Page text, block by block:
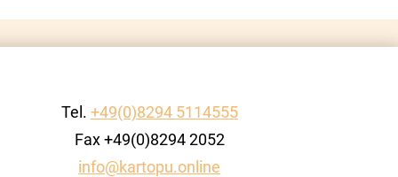
Tel. +49(0)8294 5114555
Fax +49(0)8294 2052
info@kartopu.online